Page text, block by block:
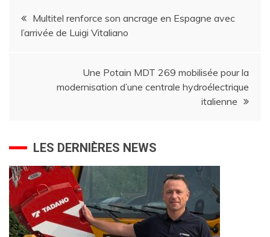
Navigation
de
Multitel renforce son ancrage en Espagne avec
l’arrivée de Luigi Vitaliano
Une Potain MDT 269 mobilisée pour la
modernisation d’une centrale hydroélectrique
italienne
LES DERNIÈRES NEWS